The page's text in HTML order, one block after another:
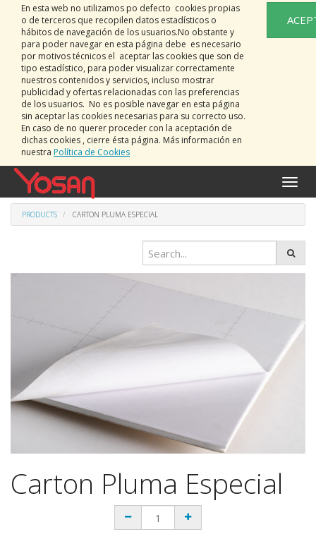
En esta web no utilizamos po defecto cookies propias
o de terceros que recopilen datos estadísticos o
hábitos de navegación de los usuarios.No obstante y
para poder navegar en esta página debe es necesario
por motivos técnicos el aceptar las cookies que son de
tipo estadístico, para poder visualizar correctamente
nuestros contenidos y servicios, incluso mostrar
publicidad y ofertas relacionadas con las preferencias
de los usuarios. No es posible navegar en esta página
sin aceptar las cookies necesarias para su correcto uso.
En caso de no querer proceder con la aceptación de
dichas cookies , cierre ésta página. Más información en
nuestra Política de Cookies
Toggle
PRODUCTS CARTON PLUMA ESPECIAL
Carton Pluma Especial